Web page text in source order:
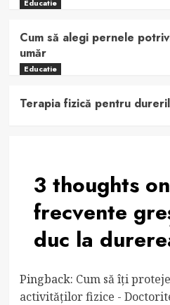
Educatie
Cum să alegi pernele
umăr
Educatie
Terapia fizică pentru
3 thoughts
frecvente
duc la
Pingback: Cum să îți
activităților fizice -